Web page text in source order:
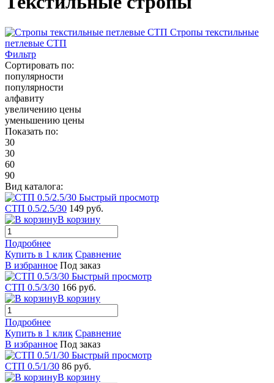
Стропы текстильные
петлевые СТП
Фильтр
Сортировать по:
популярности
популярности
алфавиту
увеличению цены
уменьшению цены
Показать по:
30
30
60
90
Вид каталога:
Быстрый просмотр
СТП 0.5/2.5/30 149 руб.
В корзину
Подробнее
Купить в 1 клик Сравнение
В избранное Под заказ
Быстрый просмотр
СТП 0.5/3/30 166 руб.
В корзину
Подробнее
Купить в 1 клик Сравнение
В избранное Под заказ
Быстрый просмотр
СТП 0.5/1/30 86 руб.
В корзину